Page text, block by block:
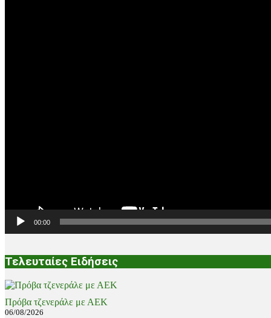
00:00
Τελευταίες Ειδήσεις
Πρόβα τζενεράλε με ΑΕΚ
06/08/2026